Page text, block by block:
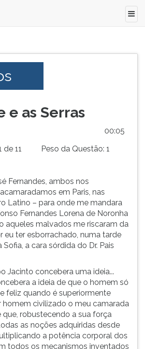
e as Serras
00:05
de 11
Peso da Questão: 1
Fernandes, ambos nos
em Paris, nas
Latino – para onde me mandara
Fernandes Lorena de Noronha
aqueles malvados me riscaram da
eu ter esborrachado, numa tarde
a cara sórdida do Dr. Pais
Jacinto concebera uma ideia...
a ideia de que o homem só
feliz quando é superiormente
homem civilizado o meu camarada
que, robustecendo a sua força
as noções adquiridas desde
a potência corporal dos
todos os mecanismos inventados